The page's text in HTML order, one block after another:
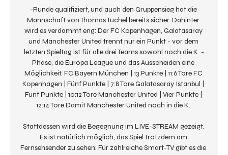
-Runde qualifiziert, und auch den Gruppensieg hat die
Mannschaft von Thomas Tuchel bereits sicher. Dahinter
wird es verdammt eng: Der FC Kopenhagen, Galatasaray
und Manchester United trennt nur ein Punkt - vor dem
letzten Spieltag ist für alle drei Teams sowohl noch die K. -
Phase, die Europa League und das Ausscheiden eine
Möglichkeit. FC Bayern München | 13 Punkte | 11:6 Tore FC
Kopenhagen | Fünf Punkte | 7:8 Tore Galatasaray Istanbul |
Fünf Punkte | 10:12 Tore Manchester United | Vier Punkte |
12:14 Tore Damit Manchester United noch in die K.
Stattdessen wird die Begegnung im LIVE-STREAM gezeigt.
Es ist natürlich möglich, das Spiel trotzdem am
Fernsehsender zu sehen: Für zahlreiche Smart-TV gibt es die